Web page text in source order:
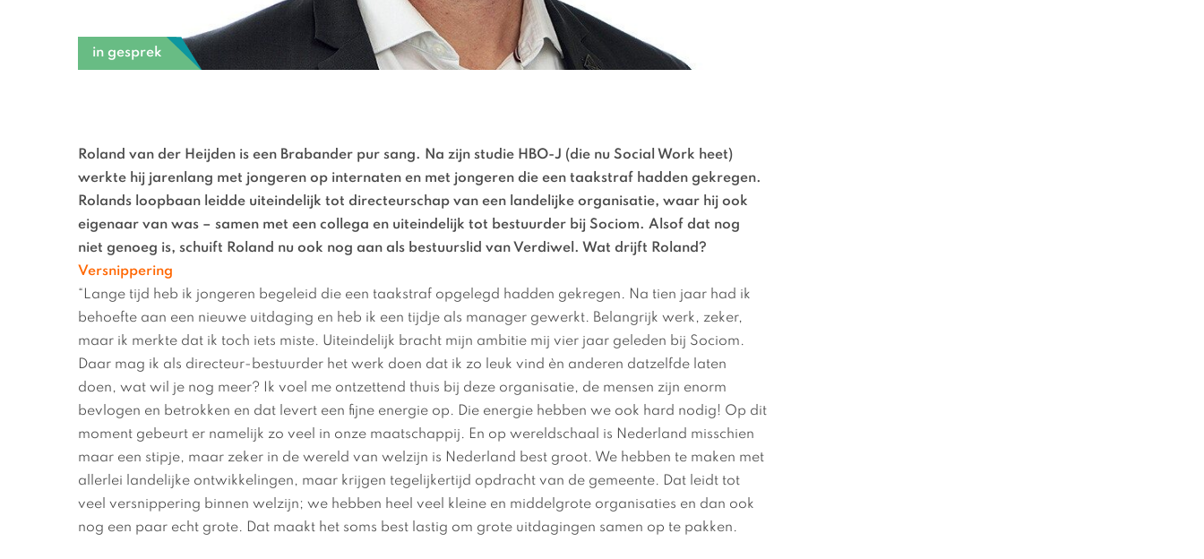
in gesprek
Roland van der Heijden is een Brabander pur sang. Na zijn studie HBO-J (die nu Social Work heet)
werkte hij jarenlang met jongeren op internaten en met jongeren die een taakstraf hadden gekregen.
Rolands loopbaan leidde uiteindelijk tot directeurschap van een landelijke organisatie, waar hij ook
eigenaar van was – samen met een collega en uiteindelijk tot bestuurder bij Sociom. Alsof dat nog
niet genoeg is, schuift Roland nu ook nog aan als bestuurslid van Verdiwel. Wat drijft Roland?
Versnippering
“Lange tijd heb ik jongeren begeleid die een taakstraf opgelegd hadden gekregen. Na tien jaar had ik
behoefte aan een nieuwe uitdaging en heb ik een tijdje als manager gewerkt. Belangrijk werk, zeker,
maar ik merkte dat ik toch iets miste. Uiteindelijk bracht mijn ambitie mij vier jaar geleden bij Sociom.
Daar mag ik als directeur-bestuurder het werk doen dat ik zo leuk vind èn anderen datzelfde laten
doen, wat wil je nog meer? Ik voel me ontzettend thuis bij deze organisatie, de mensen zijn enorm
bevlogen en betrokken en dat levert een fijne energie op. Die energie hebben we ook hard nodig! Op dit
moment gebeurt er namelijk zo veel in onze maatschappij. En op wereldschaal is Nederland misschien
maar een stipje, maar zeker in de wereld van welzijn is Nederland best groot. We hebben te maken met
allerlei landelijke ontwikkelingen, maar krijgen tegelijkertijd opdracht van de gemeente. Dat leidt tot
veel versnippering binnen welzijn; we hebben heel veel kleine en middelgrote organisaties en dan ook
nog een paar echt grote. Dat maakt het soms best lastig om grote uitdagingen samen op te pakken.